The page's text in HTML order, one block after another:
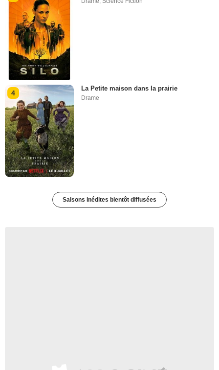
4
La Petite maison dans la prairie
Drame
Saisons inédites bientôt diffusées